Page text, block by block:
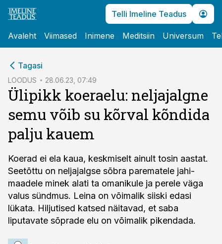
Telli Imeline Teadus
Avaleht Viimased Inimene Meditsiin Universum
Tagasi
LOODUS 28.06.23, 07:49
Ülipikk koeraelu: neljajalgne
semu võib su kõrval kõndida
palju kauem
Koerad ei ela kaua, keskmiselt ainult tosin aastat.
Seetõttu on neljajalgse sõbra parematele jahi­
maadele minek alati ta omanikule ja perele väga
valus sündmus. Leina on võimalik siiski edasi
lükata. Hiljutised katsed näitavad, et saba
liputavate sõprade elu on võimalik pikendada.